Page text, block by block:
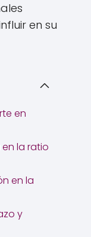
en su
en
la ratio
en la
y